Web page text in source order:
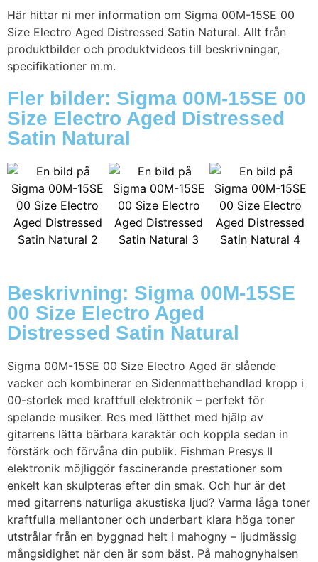
Här hittar ni mer information om Sigma 00M-15SE 00
Size Electro Aged Distressed Satin Natural. Allt från
produktbilder och produktvideos till beskrivningar,
specifikationer m.m.
Fler bilder: Sigma 00M-15SE 00
Size Electro Aged Distressed
Satin Natural
Beskrivning: Sigma 00M-15SE
00 Size Electro Aged
Distressed Satin Natural
Sigma 00M-15SE 00 Size Electro Aged är slående
vacker och kombinerar en Sidenmattbehandlad kropp i
00-storlek med kraftfull elektronik – perfekt för
spelande musiker. Res med lätthet med hjälp av
gitarrens lätta bärbara karaktär och koppla sedan in
förstärk och förvåna din publik. Fishman Presys II
elektronik möjliggör fascinerande prestationer som
enkelt kan skulpteras efter din smak. Och hur är det
med gitarrens naturliga akustiska ljud? Varma låga toner
kraftfulla mellantoner och underbart klara höga toner
utstrålar från en byggnad helt i mahogny – ljudmässig
mångsidighet när den är som bäst. På mahognyhalsen